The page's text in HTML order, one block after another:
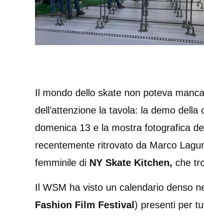
Il mondo dello skate non poteva
dell’attenzione la tavola: la demo
domenica 13 e la mostra fotografica
recentemente ritrovato da Marco
femminile di NY Skate Kitchen, che
Il WSM ha visto un calendario denso
Fashion Film Festival ) presenti per